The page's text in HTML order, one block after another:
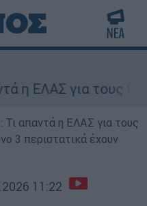
για τους 8
Τι απαντά η ΕΛΑΣ για τους
3 περιστατικά έχουν
11:22